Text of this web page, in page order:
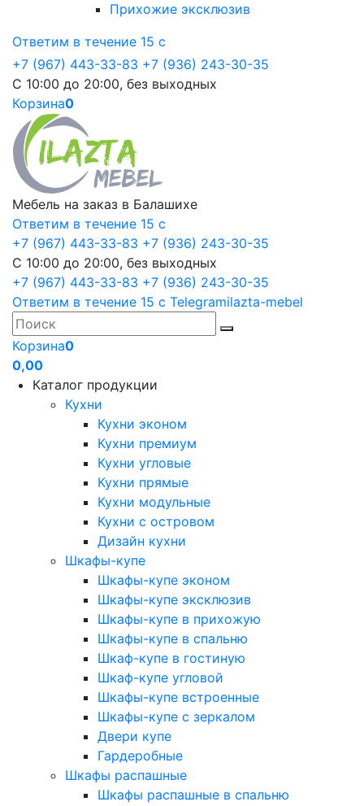
Прихожие эксклюзив
Ответим в течение 15 с
+7 (967) 443-33-83 +7 (936) 243-30-35
С 10:00 до 20:00, без выходных
Корзина0
Мебель на заказ в Балашихе
Ответим в течение 15 с
+7 (967) 443-33-83 +7 (936) 243-30-35
С 10:00 до 20:00, без выходных
+7 (967) 443-33-83 +7 (936) 243-30-35
Ответим в течение 15 с Telegramilazta-mebel
Корзина0
0,00
Каталог продукции
Кухни
Кухни эконом
Кухни премиум
Кухни угловые
Кухни прямые
Кухни модульные
Кухни с островом
Дизайн кухни
Шкафы-купе
Шкафы-купе эконом
Шкафы-купе эксклюзив
Шкафы-купе в прихожую
Шкафы-купе в спальню
Шкаф-купе в гостиную
Шкаф-купе угловой
Шкафы-купе встроенные
Шкафы-купе с зеркалом
Двери купе
Гардеробные
Шкафы распашные
Шкафы распашные в спальню